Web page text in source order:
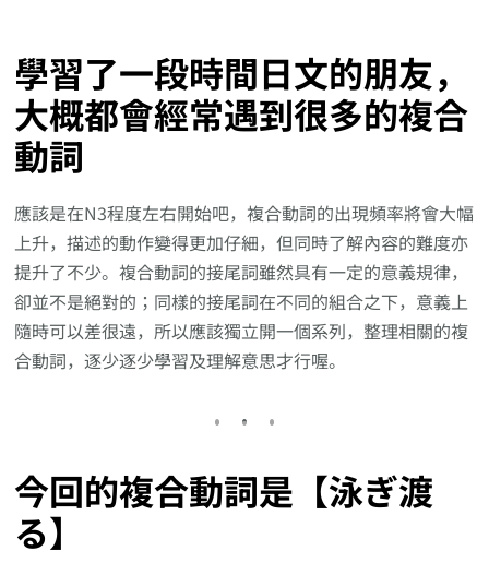
學習了一段時間日文的朋友，
大概都會經常遇到很多的複合
動詞
應該是在N3程度左右開始吧，複合動詞的出現頻率將會大幅
上升，描述的動作變得更加仔細，但同時了解內容的難度亦
提升了不少。複合動詞的接尾詞雖然具有一定的意義規律，
卻並不是絕對的；同樣的接尾詞在不同的組合之下，意義上
隨時可以差很遠，所以應該獨立開一個系列，整理相關的複
合動詞，逐少逐少學習及理解意思才行喔。
今回的複合動詞是【泳ぎ渡
る】